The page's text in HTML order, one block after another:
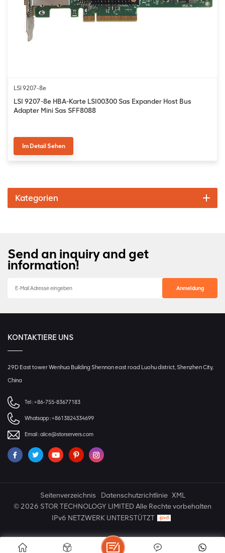
LSI 9207-8e
LSI 9207-8e HBA-Karte LSI00300 Sas Expander Host Bus
Adapter Mini Sas SFF8088
Im Detail Sehen
Kategorien
Send an inquiry and get
information!
KONTAKTIERE UNS
29D East tower Wenhua Building Shennan east road Luohu district, Shenzhen City,
China
Tel :+86-755-83677183
Whatsapp :+8613824334699
Email :alice@storservers.com
Seitenverzeichnis Datenschutzrichtlinie XML
© 2026 STOR TECHNOLOGY LIMITED Alle Rechte vorbehalten
IPv6 NETZWERK UNTERSTÜTZT